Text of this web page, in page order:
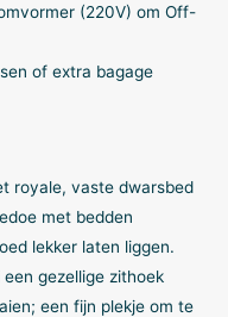
(220V) om Off-
of extra bagage
royale, vaste dwarsbed
met bedden
lekker laten liggen.
gezellige zithoek
een fijn plekje om te